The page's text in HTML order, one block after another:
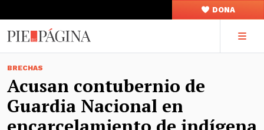
DONA
BRECHAS
Acusan contubernio de
Guardia Nacional en